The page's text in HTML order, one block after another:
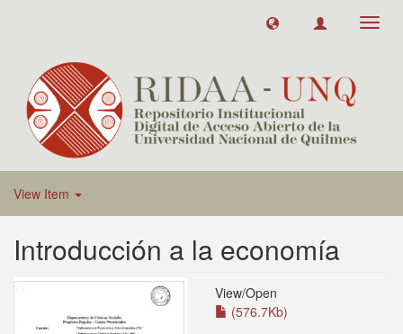
View Item
Introducción a la economía
View/Open
(576.7Kb)